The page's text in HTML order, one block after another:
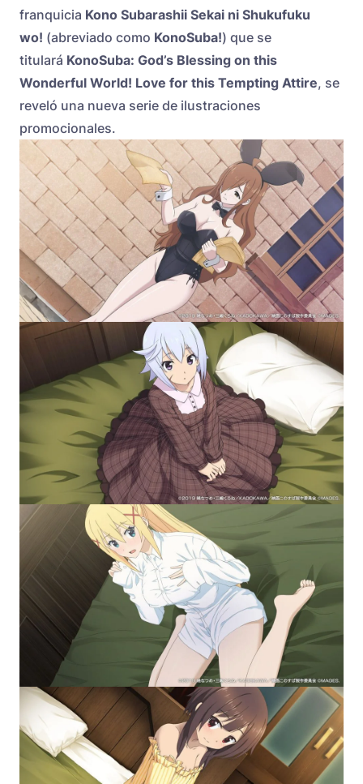
franquicia Kono Subarashii Sekai ni Shukufuku
wo! (abreviado como KonoSuba!) que se
titulará KonoSuba: God’s Blessing on this
Wonderful World! Love for this Tempting Attire, se
reveló una nueva serie de ilustraciones
promocionales.